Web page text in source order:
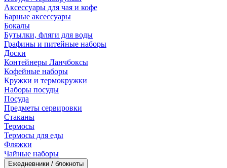
Аксессуары для чая и кофе
Барные аксессуары
Бокалы
Бутылки, фляги для воды
Графины и питейные наборы
Доски
Контейнеры Ланчбоксы
Кофейные наборы
Кружки и термокружки
Наборы посуды
Посуда
Предметы сервировки
Стаканы
Термосы
Термосы для еды
Фляжки
Чайные наборы
Ежедневники / блокноты